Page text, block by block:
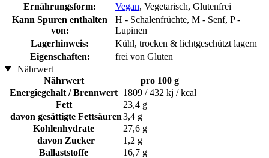
Ernährungsform:
Vegan, Vegetarisch, Glutenfrei
Kann Spuren enthalten
von:
H - Schalenfrüchte, M - Senf, P -
Lupinen
Lagerhinweis:
Kühl, trocken & lichtgeschützt lagern
Eigenschaften:
frei von Gluten
Nährwert
Nährwert
pro 100 g
Energiegehalt / Brennwert 1809 / 432 kj / kcal
Fett
23,4 g
davon gesättigte Fettsäuren3,4 g
Kohlenhydrate
27,6 g
davon Zucker
1,2 g
Ballaststoffe
16,7 g